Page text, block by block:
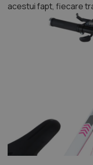
acestui fapt, fiecare